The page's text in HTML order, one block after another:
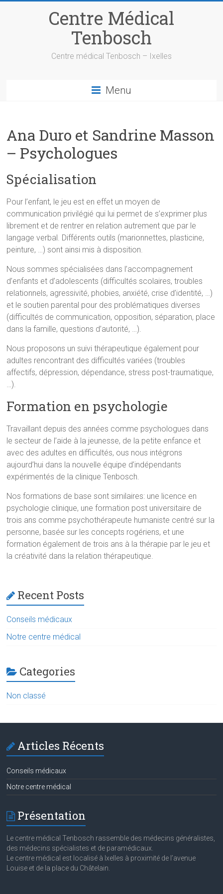
Centre Médical
Tenbosch
Centre médical Tenbosch – Ixelles
Menu
Ana Duro et Sandrine Masson
– Psychologues
Spécialisation
Pour l’enfant, le jeu est en effet un moyen de
communication privilégié qui lui permet de s’exprimer plus
librement et de rentrer en relation autrement que par le
langage verbal. Différents outils (marionnettes, plasticine,
peinture, …) sont ainsi mis à disposition.
Nous sommes spécialisées dans l’accompagnement
d’enfants et d’adolescents (difficultés scolaires, troubles
relationnels, agressivité, phobies, anxiété, crise d’identité, …)
et le soutien parental pour des problématiques diverses
(difficultés de communication, opposition, séparation, place
dans la famille, questions d’autorité, …).
Nous proposons un suivi thérapeutique également pour
adultes rencontrant des difficultés variées (troubles
affectifs, dépression, dépendance, stress post-traumatique,
…).
Formation en psychologie
Travaillant depuis des années comme psychologues dans
le secteur de l’aide à la jeunesse, de la petite enfance et
avec des adultes en difficultés, ous nous intégrons
aujourd’hui dans la nouvelle équipe d’indépendants
expérimentés de la clinique Tenbosch.
Nos formations de base sont similaires: une licence en
psychologie clinique, une formation post universitaire de
trois ans comme psychothérapeute humaniste centré sur la
personne, basée sur les concepts rogériens, et une
formation également de trois ans à la thérapie par le jeu et
la créativité dans la relation thérapeutique.
Recent Posts
Conseils médicaux
Notre centre médical
Categories
Non classé
Articles Récents
Conseils médicaux
Notre centre médical
Présentation
Le centre médical Tenbosch rassemble des médecins généralistes,
des médecins spécialistes et de paramédicaux.
Le centre médical est localisé à Ixelles à proximité de l’avenue
Louise et de la place du Châtelain.